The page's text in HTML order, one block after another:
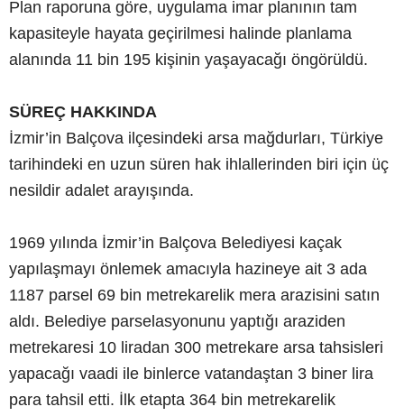
Plan raporuna göre, uygulama imar planının tam
kapasiteyle hayata geçirilmesi halinde planlama
alanında 11 bin 195 kişinin yaşayacağı öngörüldü.
SÜREÇ HAKKINDA
İzmir’in Balçova ilçesindeki arsa mağdurları, Türkiye
tarihindeki en uzun süren hak ihlallerinden biri için üç
nesildir adalet arayışında.
1969 yılında İzmir’in Balçova Belediyesi kaçak
yapılaşmayı önlemek amacıyla hazineye ait 3 ada
1187 parsel 69 bin metrekarelik mera arazisini satın
aldı. Belediye parselasyonunu yaptığı araziden
metrekaresi 10 liradan 300 metrekare arsa tahsisleri
yapacağı vaadi ile binlerce vatandaştan 3 biner lira
para tahsil etti. İlk etapta 364 bin metrekarelik